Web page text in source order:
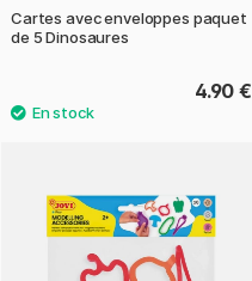
Cartes avec enveloppes paquet
de 5 Dinosaures
4.90 €